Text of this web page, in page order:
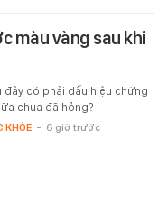
màu vàng sau khi
đây có phải dấu hiệu chứng
chua đã hỏng?
KHỎE - 6 giờ trước